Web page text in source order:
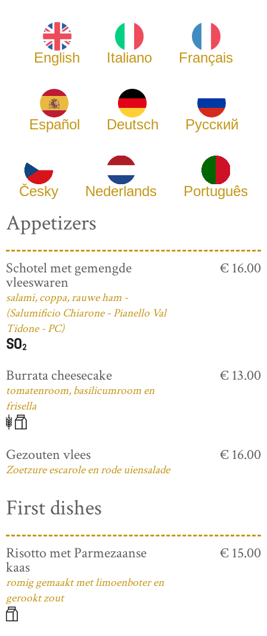
English Italiano Français
Español Deutsch Русский
Česky Nederlands Português
Appetizers
Schotel met gemengde
vleeswaren
salami, coppa, rauwe ham -
(Salumificio Chiarone - Pianello Val
Tidone - PC)
€ 16.00
Burrata cheesecake
tomatenroom, basilicumroom en
frisella
€ 13.00
Gezouten vlees
Zoetzure escarole en rode uiensalade
€ 16.00
First dishes
Risotto met Parmezaanse
kaas
romig gemaakt met limoenboter en
gerookt zout
€ 15.00